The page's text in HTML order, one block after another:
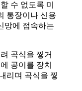
수 없도록 미
통장이나 신용
망에 접속하는
곡식을 찧거
공이를 장치
리며 곡식을 찧